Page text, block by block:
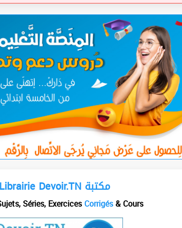
Librairie Devoir.TN مكتبة
Séries, ExercicesCorrigés& Cours